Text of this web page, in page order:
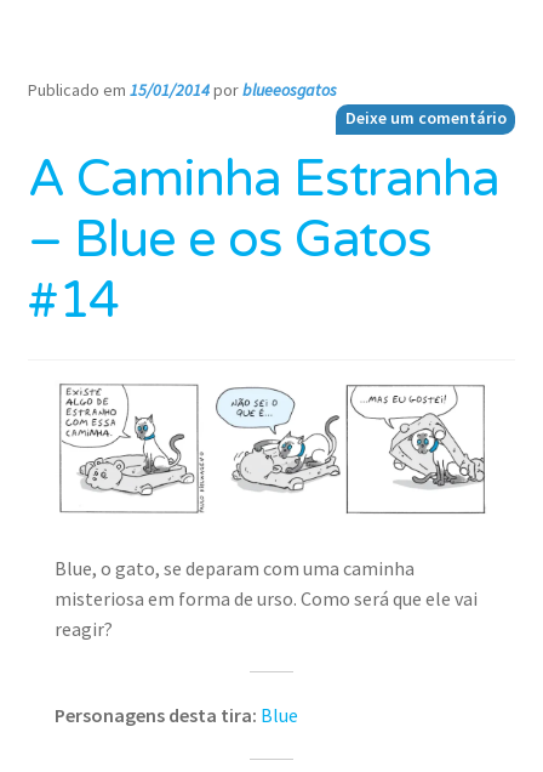
Publicado em 15/01/2014porblueeosgatos
Deixe um comentário
A Caminha Estranha
– Blue e os Gatos
#14
Blue, o gato, se deparam com uma caminha
misteriosa em forma de urso. Como será que ele vai
reagir?
Personagens desta tira: Blue